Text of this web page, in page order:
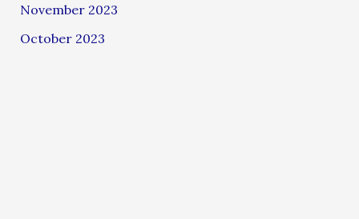
November 2023
October 2023